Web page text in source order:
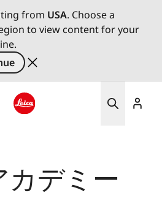
from USA. Choose a
to view content for your
カデミー